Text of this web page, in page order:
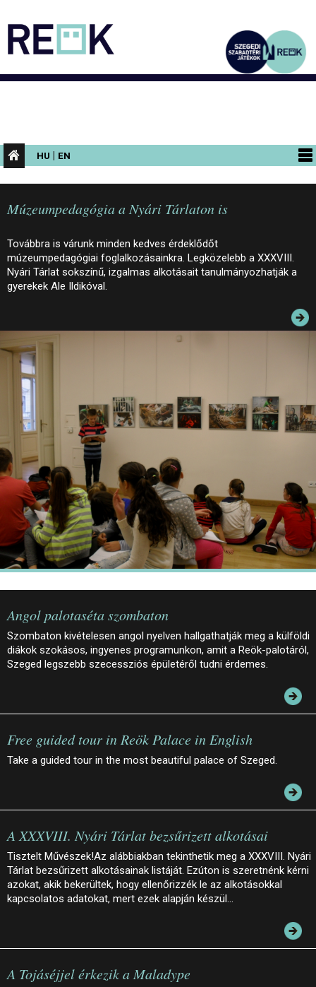
HU | EN
PROGRAMOK
KIÁLLÍTÁSOK
AZ ÉPÜLET
INFORMÁCIÓK
KÖZÉRDEKŰ ADATOK
Múzeumpedagógia a Nyári Tárlaton is
Továbbra is várunk minden kedves érdeklődőt
múzeumpedagógiai foglalkozásainkra. Legközelebb a XXXVIII.
Nyári Tárlat sokszínű, izgalmas alkotásait tanulmányozhatják a
gyerekek Ale Ildikóval.
Angol palotaséta szombaton
Szombaton kivételesen angol nyelven hallgathatják meg a külföldi
diákok szokásos, ingyenes programunkon, amit a Reök-palotáról,
Szeged legszebb szecessziós épületéről tudni érdemes.
Free guided tour in Reök Palace in English
Take a guided tour in the most beautiful palace of Szeged.
A XXXVIII. Nyári Tárlat bezsűrizett alkotásai
Tisztelt Művészek!Az alábbiakban tekinthetik meg a XXXVIII. Nyári
Tárlat bezsűrizett alkotásainak listáját. Ezúton is szeretnénk kérni
azokat, akik bekerültek, hogy ellenőrizzék le az alkotásokkal
kapcsolatos adatokat, mert ezek alapján készül…
A Tojáséjjel érkezik a Maladype